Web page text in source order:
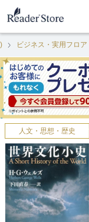
ビジネス・実用フロア
人文・思想・歴史